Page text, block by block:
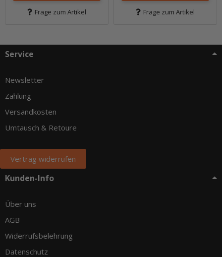
Frage zum Artikel Frage zum Artikel
Service
Newsletter
Zahlung
Versandkosten
Umtausch & Retoure
Vertrag widerrufen
Kunden-Info
Über uns
AGB
Widerrufsbelehrung
Datenschutz